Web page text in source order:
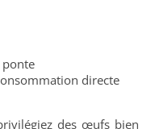
directe
des œufs bien